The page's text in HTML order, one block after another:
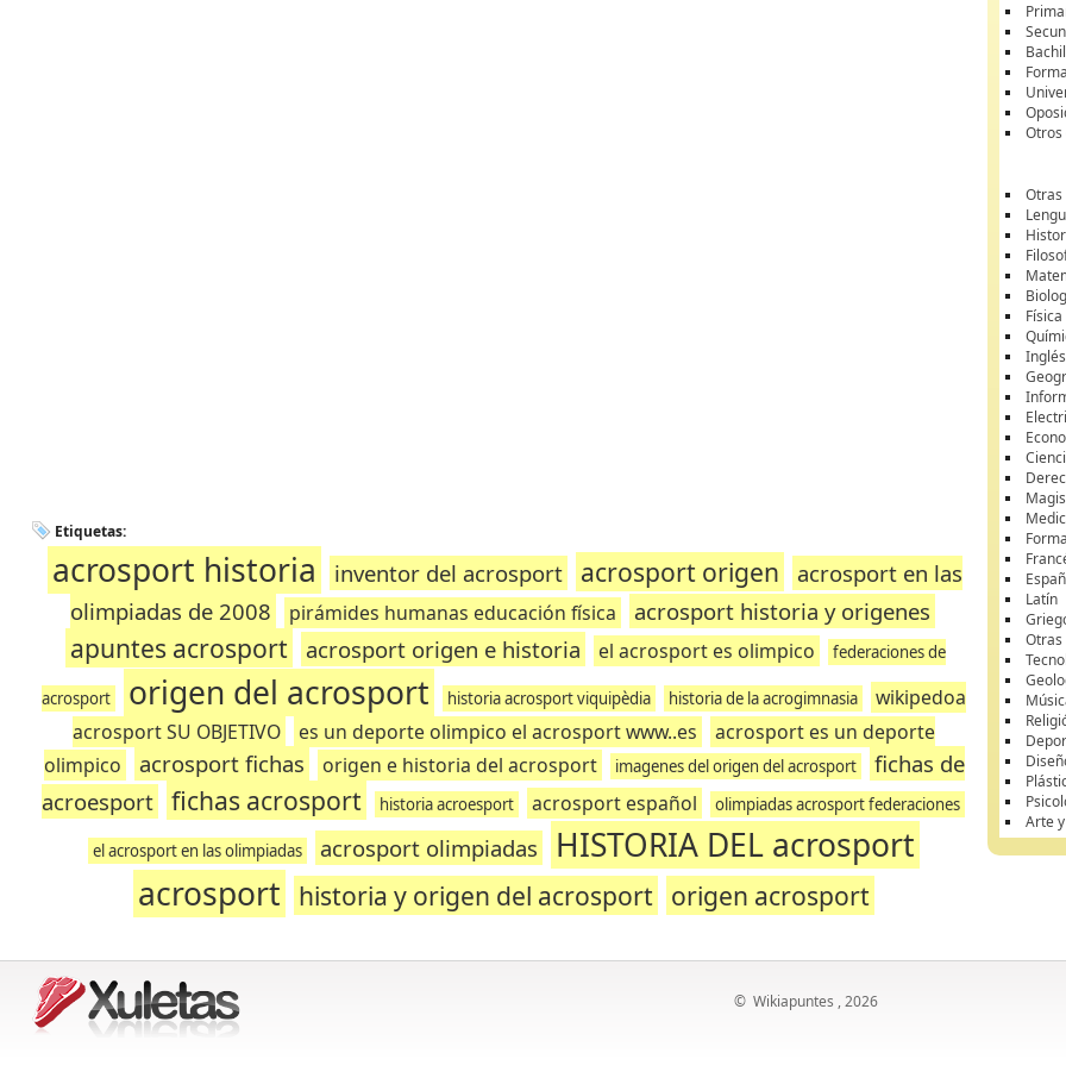
Etiquetas:
acrosport historia inventor del acrosport acrosport origen
acrosport en las
olimpiadas de 2008
pirámides humanas educación física acrosport historia y origenes
apuntes acrosport acrosport origen e historia el acrosport es olimpico federaciones de
acrosport origen del acrosport historia acrosport viquipèdia historia de la acrogimnasia
wikipedoa
acrosport SU OBJETIVO
es un deporte olimpico el acrosport www..es
acrosport es un deporte
olimpico
acrosport fichas origen e historia del acrosport imagenes del origen del acrosport
fichas de
acroesport
fichas acrosport historia acroesport acrosport español olimpiadas acrosport federaciones
el acrosport en las olimpiadas acrosport olimpiadas
HISTORIA DEL acrosport
acrosport historia y origen del acrosport origen acrosport
Otros
Física
Inglés
Latín
Arte
© Wikiapuntes , 2026